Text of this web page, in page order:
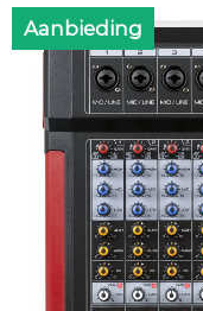
Aanbieding